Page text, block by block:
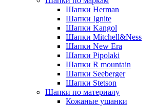
Шапки Herman
Шапки Ignite
Шапки Kangol
Шапки Mitchell&Ness
Шапки New Era
Шапки Pipolaki
Шапки R mountain
Шапки Seeberger
Шапки Stetson
Шапки по материалу
Кожаные ушанки